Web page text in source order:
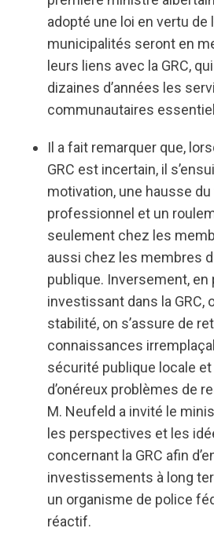
adopté une loi en vertu de
municipalités seront en
leurs liens avec la GRC,
dizaines d’années les
communautaires
Il a fait remarquer que,
GRC est incertain, il
motivation, une hausse
professionnel et un
seulement chez les
aussi chez les membres
publique. Inversement, en
investissant dans la GRC,
stabilité, on s’assure de
connaissances
sécurité publique locale
d’onéreux problèmes de
M. Neufeld a invité le
les perspectives et les
concernant la GRC afin
investissements à long
un organisme de police
réactif.